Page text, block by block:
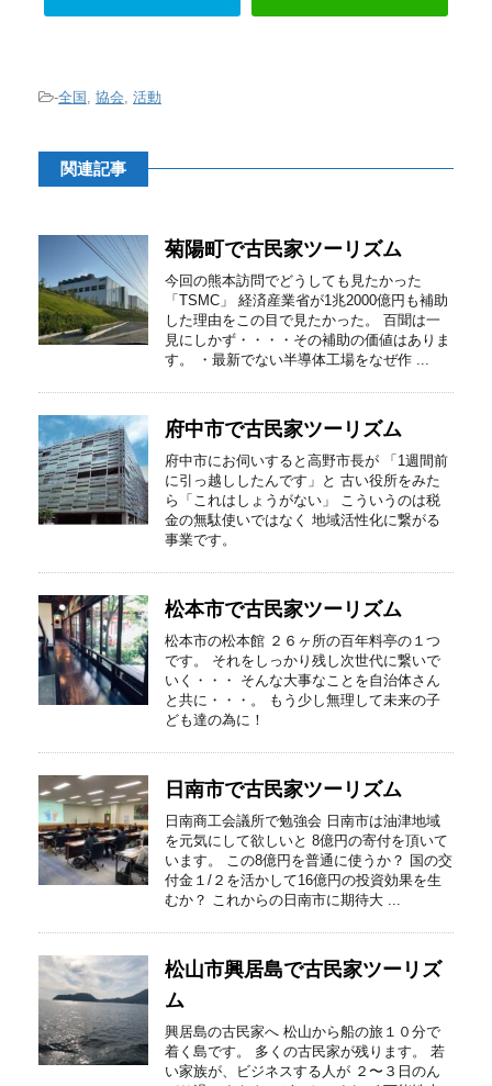
-全国 , 協会, 活動
関連記事
菊陽町で古民家ツーリズム
今回の熊本訪問でどうしても見たかった
「TSMC」 経済産業省が1兆2000億円も補助
した理由をこの目で見たかった。 百聞は一
見にしかず・・・・その補助の価値はありま
す。 ・最新でない半導体工場をなぜ作 ...
府中市で古民家ツーリズム
府中市にお伺いすると高野市長が 「1週間前
に引っ越ししたんです」と 古い役所をみた
ら「これはしょうがない」 こういうのは税
金の無駄使いではなく 地域活性化に繋がる
事業です。
松本市で古民家ツーリズム
松本市の松本館 ２６ヶ所の百年料亭の１つ
です。 それをしっかり残し次世代に繋いで
いく・・・ そんな大事なことを自治体さん
と共に・・・。 もう少し無理して未来の子
ども達の為に！
日南市で古民家ツーリズム
日南商工会議所で勉強会 日南市は油津地域
を元気にして欲しいと 8億円の寄付を頂いて
います。 この8億円を普通に使うか？ 国の交
付金１/２を活かして16億円の投資効果を生
むか？ これからの日南市に期待大 ...
松山市興居島で古民家ツーリズ
ム
興居島の古民家へ 松山から船の旅１０分で
着く島です。 多くの古民家が残ります。 若
い家族が、ビジネスする人が ２〜３日のん